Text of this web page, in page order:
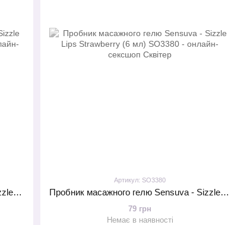
Пробник масажного гелю Sensuva - Sizzle Lips Caramel Apple (6 мл)
Артикул: SO3380
Пробник масажного гелю Sensuva - Sizzle Lips Strawberry (6 мл)
79 грн
Немає в наявності